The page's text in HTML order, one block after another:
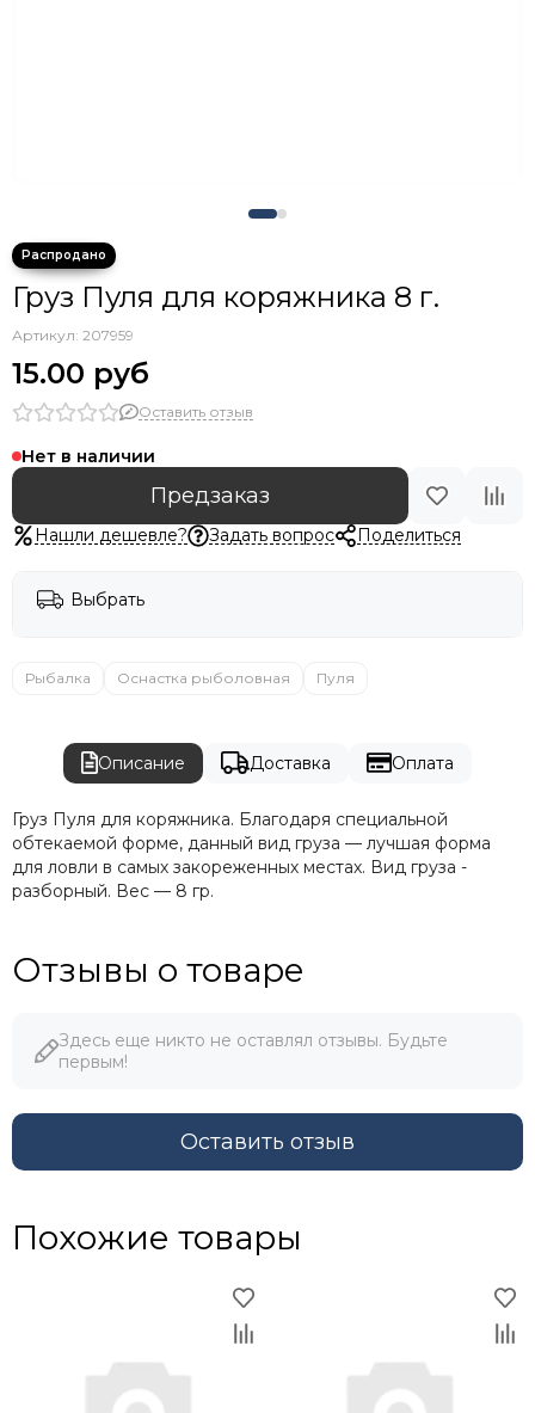
Груз Пуля для коряжника 8 г.
Артикул: 207959
15.00 руб
Оставить отзыв
Нет в наличии
Предзаказ
Нашли дешевле? Задать вопрос Поделиться
Выбрать
Рыбалка Оснастка рыболовная Пуля
Описание Доставка Оплата
Груз Пуля для коряжника. Благодаря специальной
обтекаемой форме, данный вид груза — лучшая форма
для ловли в самых закореженных местах. Вид груза -
разборный. Вес — 8 гр.
Отзывы о товаре
Здесь еще никто не оставлял отзывы. Будьте
первым!
Оставить отзыв
Похожие товары